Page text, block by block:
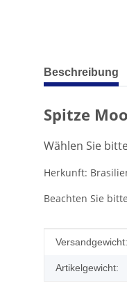
weitere
Beschreibung
Spitze
Wählen Sie
Herkunft:
Beachten Sie
Wert
Versandgewicht:
Artikelgewicht: